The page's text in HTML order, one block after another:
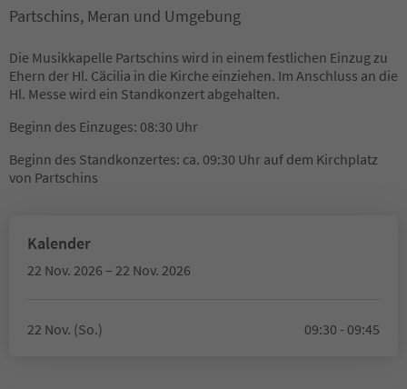
Partschins, Meran und Umgebung
Die Musikkapelle Partschins wird in einem festlichen Einzug zu
Ehern der Hl. Cäcilia in die Kirche einziehen. Im Anschluss an die
Hl. Messe wird ein Standkonzert abgehalten.
Beginn des Einzuges: 08:30 Uhr
Beginn des Standkonzertes: ca. 09:30 Uhr auf dem Kirchplatz
von Partschins
Kalender
22 Nov. 2026 – 22 Nov. 2026
22 Nov. (So.) 09:30 - 09:45